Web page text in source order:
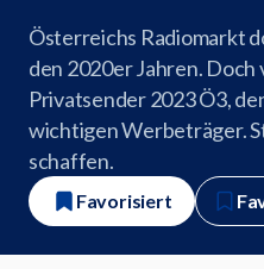
Österreichs Radiomarkt
den 2020er Jahren.
Privatsender 2023 Ö3,
wichtigen Werbeträger.
schaffen.
Favorisiert